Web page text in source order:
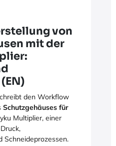
von
mit der
den Workflow
Schutzgehäuses für
Multiplier, einer
Schneideprozessen.